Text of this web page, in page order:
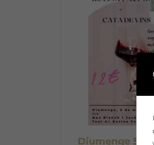
Diumenge 5